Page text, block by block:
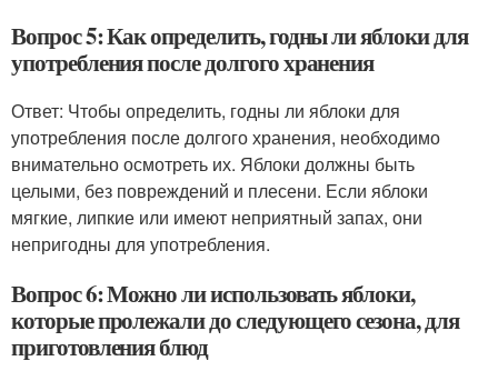
Вопрос 5: Как определить, годны ли яблоки для
употребления после долгого хранения
Ответ: Чтобы определить, годны ли яблоки для
употребления после долгого хранения, необходимо
внимательно осмотреть их. Яблоки должны быть
целыми, без повреждений и плесени. Если яблоки
мягкие, липкие или имеют неприятный запах, они
непригодны для употребления.
Вопрос 6: Можно ли использовать яблоки,
которые пролежали до следующего сезона, для
приготовления блюд